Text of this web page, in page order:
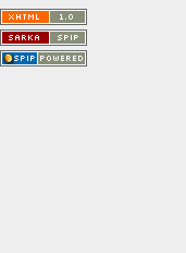
Saint-Nom.
Veuillez consulter le message du
service ci-dessous.
(401 - Invalid API key. Please see
https://openweathermap.org/